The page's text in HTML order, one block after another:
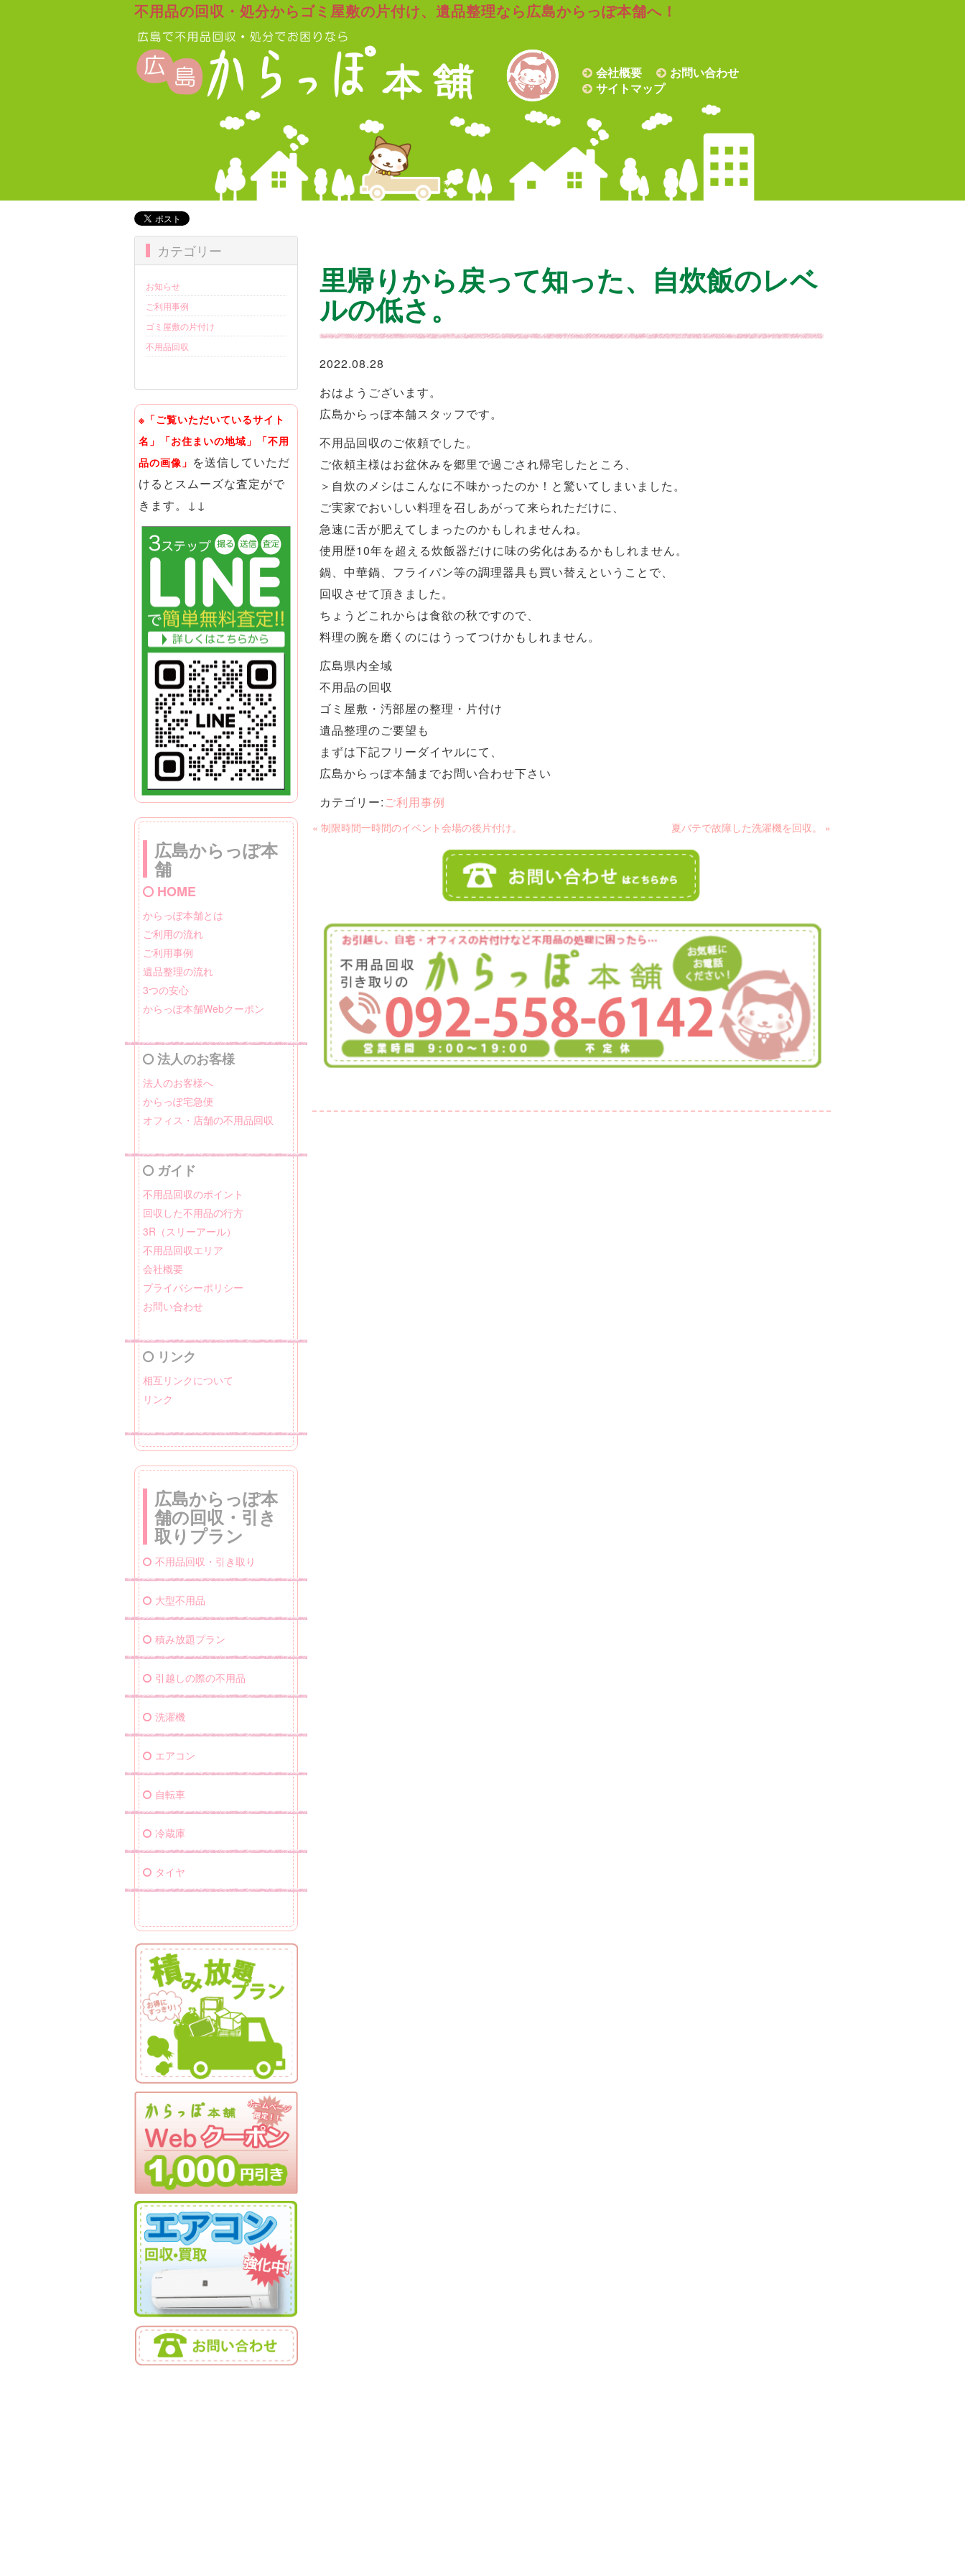
不用品の回収・処分からゴミ屋敷の片付け、遺品整理なら広島からっぽ本舗へ！
会社概要
お問い合わせ
サイトマップ
カテゴリー
お知らせ
ご利用事例
ゴミ屋敷の片付け
不用品回収
※「ご覧いただいているサイト
名」「お住まいの地域」「不用
品の画像」 を送信していただ
けるとスムーズな査定がで
きます。↓↓
広島からっぽ本
舗
HOME
からっぽ本舗とは
ご利用の流れ
ご利用事例
遺品整理の流れ
3つの安心
からっぽ本舗Webクーポン
法人のお客様
法人のお客様へ
からっぽ宅急便
オフィス・店舗の不用品回収
ガイド
不用品回収のポイント
回収した不用品の行方
3R（スリーアール）
不用品回収エリア
会社概要
プライバシーポリシー
お問い合わせ
リンク
相互リンクについて
リンク
広島からっぽ本
舗の回収・引き
取りプラン
不用品回収・引き取り
大型不用品
積み放題プラン
引越しの際の不用品
洗濯機
エアコン
自転車
冷蔵庫
タイヤ
里帰りから戻って知った、自炊飯のレベ
ルの低さ。
2022.08.28
おはようございます。
広島からっぽ本舗スタッフです。
不用品回収のご依頼でした。
ご依頼主様はお盆休みを郷里で過ごされ帰宅したところ、
＞自炊のメシはこんなに不味かったのか！と驚いてしまいました。
ご実家でおいしい料理を召しあがって来られただけに、
急速に舌が肥えてしまったのかもしれませんね。
使用歴10年を超える炊飯器だけに味の劣化はあるかもしれません。
鍋、中華鍋、フライパン等の調理器具も買い替えということで、
回収させて頂きました。
ちょうどこれからは食欲の秋ですので、
料理の腕を磨くのにはうってつけかもしれません。
広島県内全域
不用品の回収
ゴミ屋敷・汚部屋の整理・片付け
遺品整理のご要望も
まずは下記フリーダイヤルにて、
広島からっぽ本舗までお問い合わせ下さい
カテゴリー:ご利用事例
« 制限時間一時間のイベント会場の後片付け。 夏バテで故障した洗濯機を回収。 »